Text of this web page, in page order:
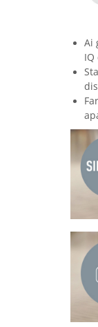
Accesorii pentru
Ochelari de
Masti de
Sepci, caciuli si
Pachete
Accesorii pentru
Sosete de lucru
Articole de unica
Copii - tricouri si
Comunicare si
Ecrane Interactive
Sisteme de afisare
Ai